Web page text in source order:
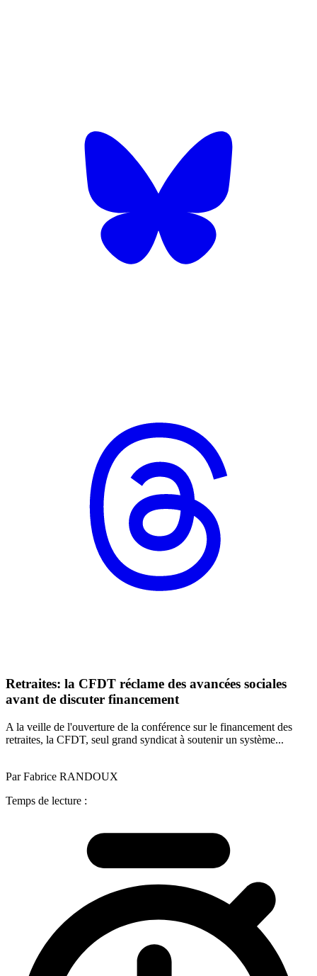
Retraites: la CFDT réclame des avancées sociales
avant de discuter financement
A la veille de l'ouverture de la conférence sur le financement des
retraites, la CFDT, seul grand syndicat à soutenir un système...
Par Fabrice RANDOUX
Temps de lecture :